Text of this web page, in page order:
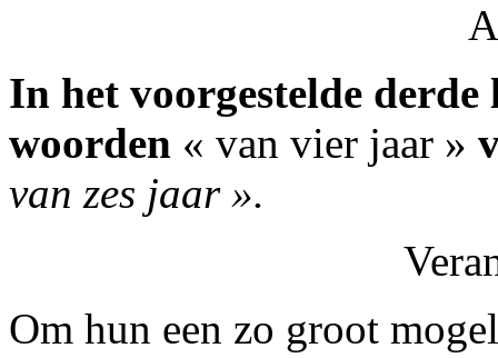
In het voorgestelde
woorden « van vier jaar »
van zes jaar ».
Om hun een zo groot